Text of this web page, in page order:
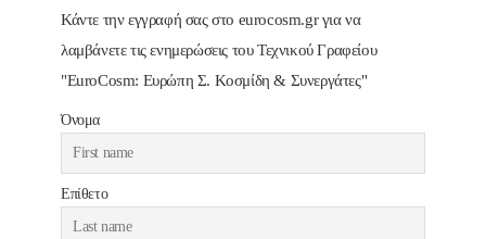
Κάντε την εγγραφή σας στο eurocosm.gr για να
λαμβάνετε τις ενημερώσεις του Τεχνικού Γραφείου
"EuroCosm: Ευρώπη Σ. Κοσμίδη & Συνεργάτες"
Όνομα
Επίθετο